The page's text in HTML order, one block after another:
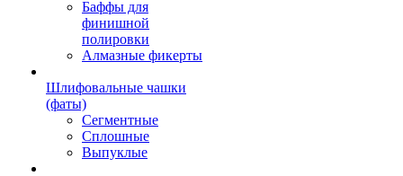
Баффы для
финишной
полировки
Алмазные фикерты
Шлифовальные чашки
(фаты)
Сегментные
Сплошные
Выпуклые